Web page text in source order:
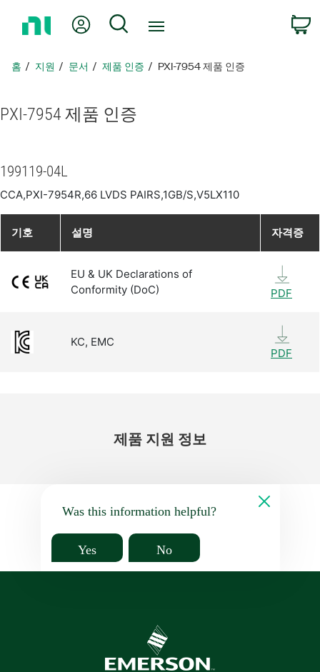
지
아
내 계정 검색
홈 지원 문서 제품 인증 PXI-7954 제품 인증
PXI-7954 제품 인증
199119-04L
CCA,PXI-7954R,66 LVDS PAIRS,1GB/S,V5LX110
기호 설명 자격증
EU & UK Declarations of
Conformity (DoC)
PDF
KC, EMC
PDF
제품 지원 정보
Was this information helpful?
Yes No